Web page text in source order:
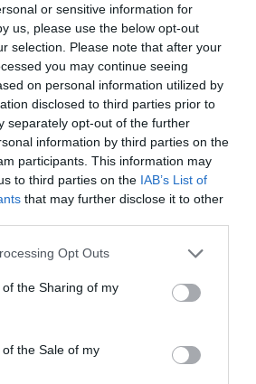
or sensitive information for
us, please use the below opt-out
selection. Please note that after your
you may continue seeing
on personal information utilized by
disclosed to third parties prior to
separately opt-out of the further
information by third parties on the
participants. This information may
to third parties on the IAB’s List of
that may further disclose it to other
app uses one or more Google
or usage behaviour. You may click to
to Google and its third-party tags to
specified purposes in below Google
Opt Outs
the Sharing of my
the Sale of my
Βρυξέλλες: “Να σταλεί
για το μεταναστευτικό
μνημόνιο”